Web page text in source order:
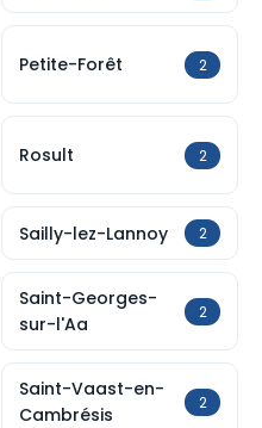
Petite-Forêt 2
Rosult 2
Sailly-lez-Lannoy 2
Saint-Georges-
sur-l'Aa
2
Saint-Vaast-en-
Cambrésis
2